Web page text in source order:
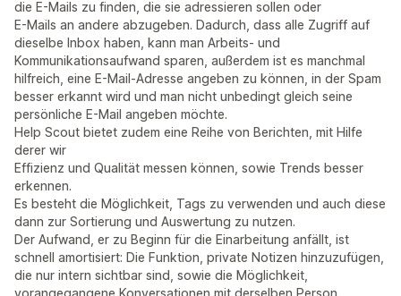
die E-Mails zu finden, die sie adressieren sollen oder
E-Mails an andere abzugeben. Dadurch, dass alle Zugriff auf
dieselbe Inbox haben, kann man Arbeits- und
Kommunikationsaufwand sparen, außerdem ist es manchmal
hilfreich, eine E-Mail-Adresse angeben zu können, in der Spam
besser erkannt wird und man nicht unbedingt gleich seine
persönliche E-Mail angeben möchte.
Help Scout bietet zudem eine Reihe von Berichten, mit Hilfe
derer wir
Effizienz und Qualität messen können, sowie Trends besser
erkennen.
Es besteht die Möglichkeit, Tags zu verwenden und auch diese
dann zur Sortierung und Auswertung zu nutzen.
Der Aufwand, er zu Beginn für die Einarbeitung anfällt, ist
schnell amortisiert: Die Funktion, private Notizen hinzuzufügen,
die nur intern sichtbar sind, sowie die Möglichkeit,